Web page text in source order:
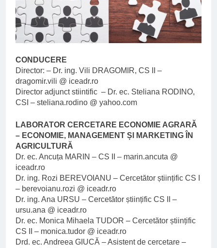
CONDUCERE
Director: – Dr. ing. Vili DRAGOMIR, CS II –
dragomir.vili @ iceadr.ro
Director adjunct stiintific – Dr. ec. Steliana RODINO,
CSI – steliana.rodino @ yahoo.com
LABORATOR CERCETARE ECONOMIE AGRARĂ
– ECONOMIE, MANAGEMENT ȘI MARKETING ÎN
AGRICULTURĂ
Dr. ec. Ancuța MARIN – CS II – marin.ancuta @
iceadr.ro
Dr. ing. Rozi BEREVOIANU – Cercetător științific CS I
– berevoianu.rozi @ iceadr.ro
Dr. ing. Ana URSU – Cercetător științific CS II –
ursu.ana @ iceadr.ro
Dr. ec. Monica Mihaela TUDOR – Cercetător științific
CS II – monica.tudor @ iceadr.ro
Drd. ec. Andreea GIUCĂ – Asistent de cercetare –